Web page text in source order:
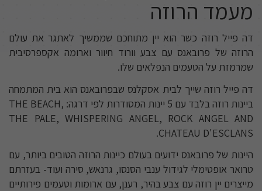
מעמד הרוזה
דה פייל רוזה כשר הוא יין מתוחכם שממשיך לאתגר את עולם
הרוזה של פרובאנס עם צבע וורוד חיוור וארומה אקספרסיבית
שמרמזת על הטעמים הנפלאים שלו.
דה פייל רוזה שייך לבית אסקלנס שבפרובאנס הוא בית המתמחה
ביינות רוזה בלבד עם 5 יינות המסודרות לפי דרגה: THE BEACH,
THE PALE, WHISPERING ANGEL, ROCK ANGEL AND
CHATEAU D'ESCLANS.
היינות של פרובאנס ידועים בעולם כיינות הרוזה הטובים ביותר, עם
טרואר אופטימלי לגידול ענבי הסנסו, גרנאש, סירה ועוד- בעזרתם
מייצרים יין רוזה עם צבע בהיר, רענן, עם ארומות וטעמים פירותיים